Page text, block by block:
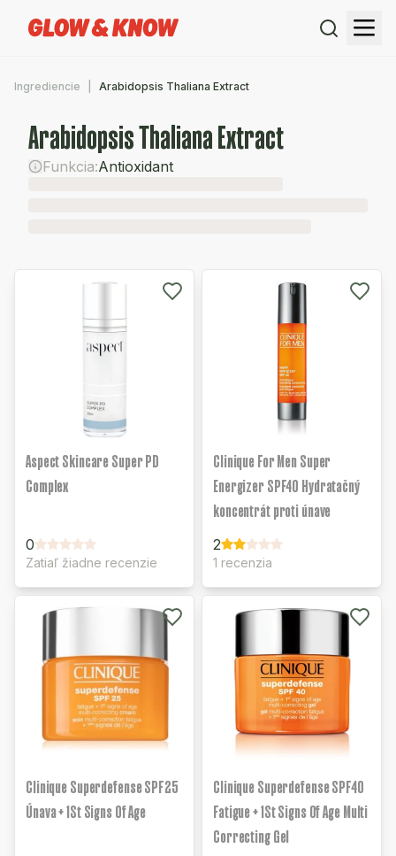
Ingrediencie Arabidopsis Thaliana Extract
Arabidopsis Thaliana Extract
Funkcia:Antioxidant
Aspect Skincare Super PD
Complex
0
Zatiaľ žiadne recenzie
Clinique For Men Super
Energizer SPF40 Hydratačný
koncentrát proti únave
2
1 recenzia
Clinique Superdefense SPF25
Únava + 1St Signs Of Age
Clinique Superdefense SPF40
Fatigue + 1St Signs Of Age Multi
Correcting Gel